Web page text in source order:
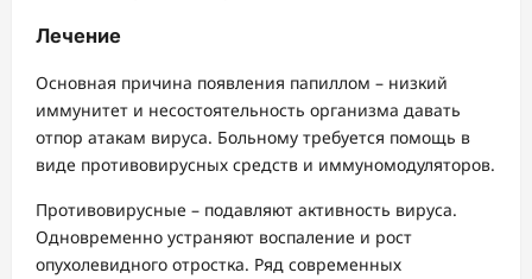
Лечение
Основная причина появления папиллом – низкий
иммунитет и несостоятельность организма давать
отпор атакам вируса. Больному требуется помощь в
виде противовирусных средств и иммуномодуляторов.
Противовирусные – подавляют активность вируса.
Одновременно устраняют воспаление и рост
опухолевидного отростка. Ряд современных